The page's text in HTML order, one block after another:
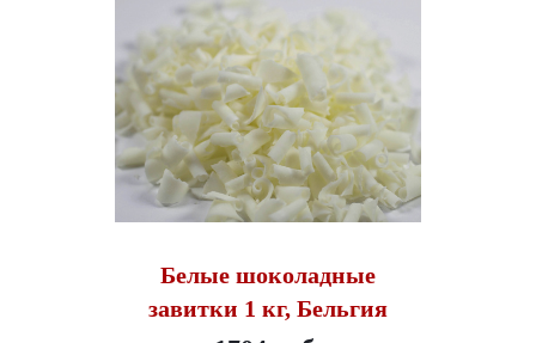
Белые шоколадные
завитки 1 кг, Бельгия